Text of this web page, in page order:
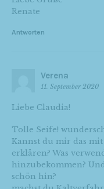
Renate
Antworten
Verena
11. September 2020
Liebe Claudia!
Tolle Seife!
Kannst du mir das
erklären? Was
hinzubekommen?
schön hin?